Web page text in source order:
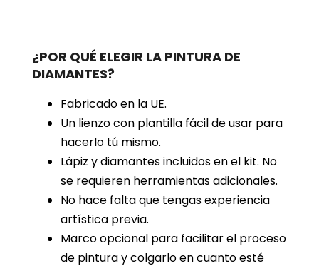
¿POR QUÉ ELEGIR LA PINTURA DE
DIAMANTES?
Fabricado en la UE.
Un lienzo con plantilla fácil de usar para
hacerlo tú mismo.
Lápiz y diamantes incluidos en el kit. No
se requieren herramientas adicionales.
No hace falta que tengas experiencia
artística previa.
Marco opcional para facilitar el proceso
de pintura y colgarlo en cuanto esté